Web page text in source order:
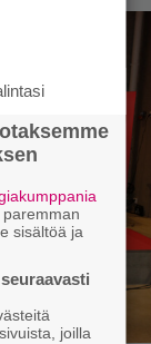
sisältöä ja
joilla